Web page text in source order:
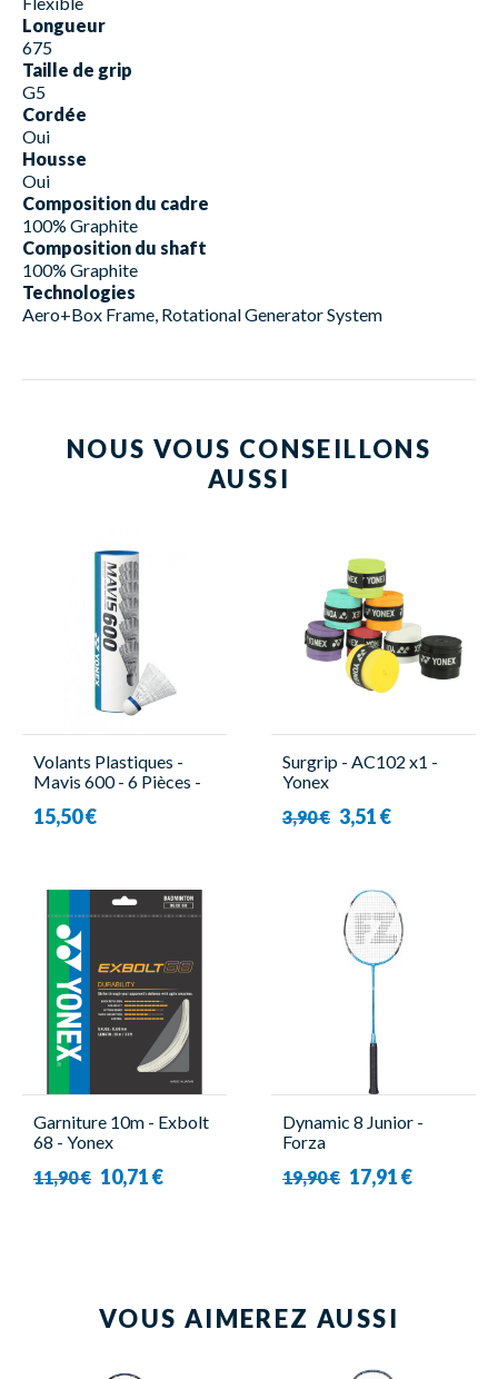
Longueur
675
Taille de grip
G5
Cordée
Oui
Housse
Oui
Composition du cadre
100% Graphite
Composition du shaft
100% Graphite
Technologies
Aero+Box Frame, Rotational Generator System
NOUS VOUS CONSEILLONS
AUSSI
Volants Plastiques -
Mavis 600 - 6 Pièces -
15,50 €
Surgrip - AC102 x1 -
Yonex
3,90 € 3,51 €
Garniture 10m - Exbolt
68 - Yonex
11,90 € 10,71 €
Dynamic 8 Junior -
Forza
19,90 € 17,91 €
VOUS AIMEREZ AUSSI